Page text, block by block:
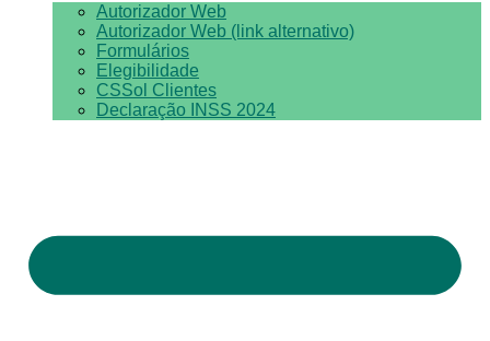
Autorizador Web
Autorizador Web (link alternativo)
Formulários
Elegibilidade
CSSol Clientes
Declaração INSS 2024